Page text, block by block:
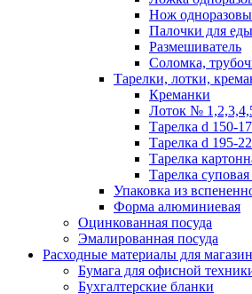
Нож
Палочки для еды
Размешиватель
Соломка,
Тарелки, лотки,
Креманки
Лоток №
Тарелка d 150-
Тарелка d 195-
Тарелка
Тарелка
Упаковка из
Форма алюминиевая
Оцинкованная посуда
Эмалированная посуда
Расходные материалы для
Бумага для офисной
Бухгалтерские бланки